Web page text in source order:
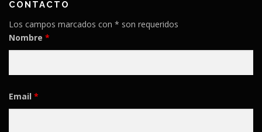
CONTACTO
Los campos marcados con * son requeridos
Nombre *
Email *